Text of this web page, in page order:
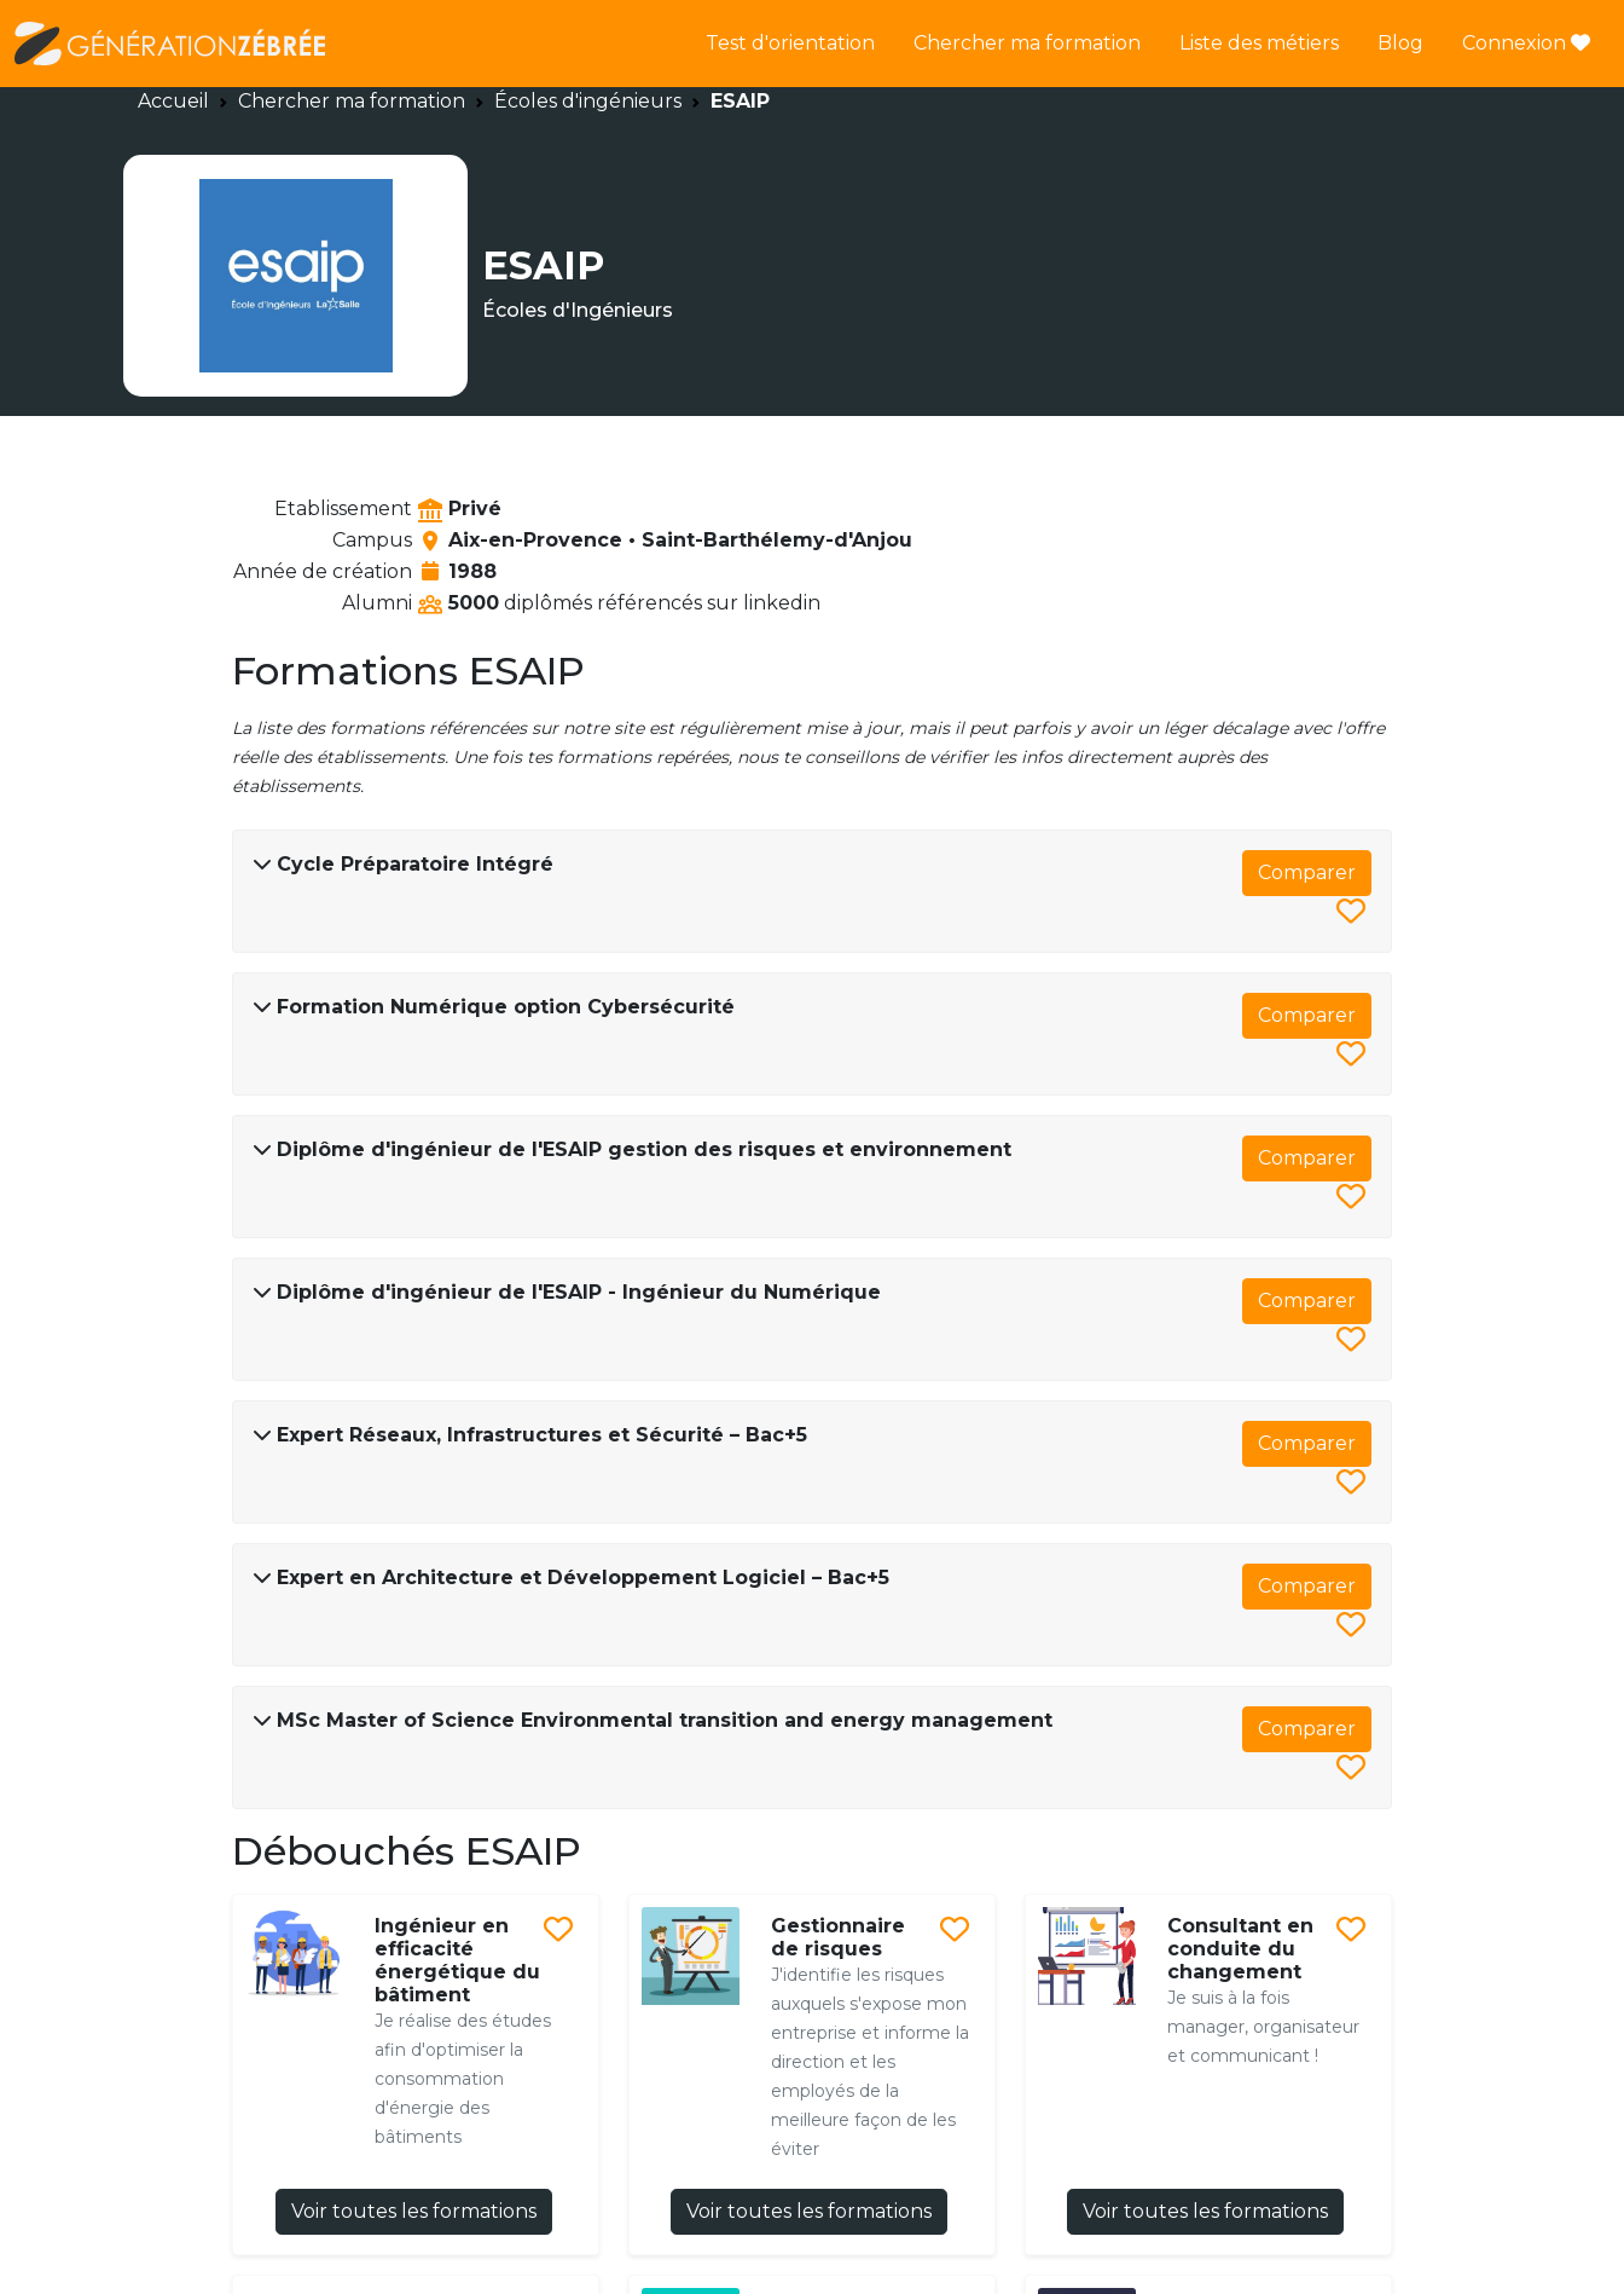
Test d'orientation Chercher ma formation Liste des métiers Blog Connexion
Accueil Chercher ma formation Écoles d'ingénieurs ESAIP
ESAIP
Écoles d'Ingénieurs
Etablissement
Privé
Campus
Aix-en-Provence • Saint-Barthélemy-d'Anjou
Année de création
1988
Alumni
5000 diplômés référencés sur linkedin
Formations ESAIP
La liste des formations référencées sur notre site est régulièrement mise à jour, mais il peut parfois y avoir un léger décalage avec l'offre
réelle des établissements. Une fois tes formations repérées, nous te conseillons de vérifier les infos directement auprès des
établissements.
Cycle Préparatoire Intégré Comparer
Formation Numérique option Cybersécurité Comparer
Diplôme d'ingénieur de l'ESAIP gestion des risques et environnement Comparer
Diplôme d'ingénieur de l'ESAIP - Ingénieur du Numérique Comparer
Expert Réseaux, Infrastructures et Sécurité – Bac+5 Comparer
Expert en Architecture et Développement Logiciel – Bac+5 Comparer
MSc Master of Science Environmental transition and energy management Comparer
Débouchés ESAIP
Ingénieur en
efficacité
énergétique du
bâtiment
Je réalise des études
afin d'optimiser la
consommation
d'énergie des
bâtiments
Voir toutes les formations
Gestionnaire
de risques
J'identifie les risques
auxquels s'expose mon
entreprise et informe la
direction et les
employés de la
meilleure façon de les
éviter
Voir toutes les formations
Consultant en
conduite du
changement
Je suis à la fois
manager, organisateur
et communicant !
Voir toutes les formations